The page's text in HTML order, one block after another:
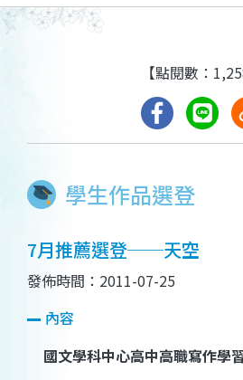
學生作品選登
【點閱數：
7月推薦選登──天空
發佈時間：2011-07-25
內容
國文學科中心高中高職寫作學